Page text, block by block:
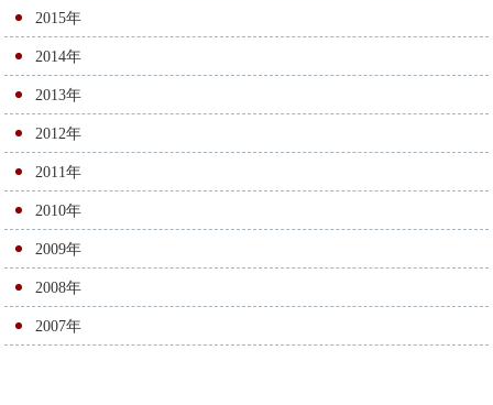
2015年
2014年
2013年
2012年
2011年
2010年
2009年
2008年
2007年